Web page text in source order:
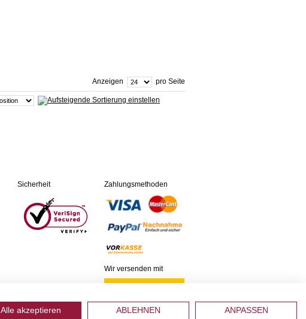
Anzeigen pro Seite
Sicherheit Zahlungsmethoden
Wir versenden mit
Alle akzeptieren ABLEHNEN ANPASSEN